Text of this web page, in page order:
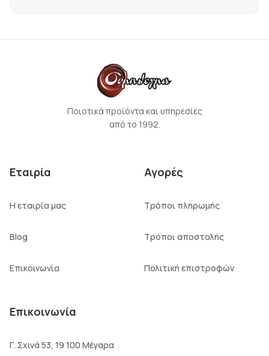
Ποιοτικά προϊόντα και υπηρεσίες
από το 1992.
Εταιρία
Η εταιρία μας
Blog
Επικοινωνία
Αγορές
Τρόποι πληρωμής
Τρόποι αποστολής
Πολιτική επιστροφών
Επικοινωνία
Γ. Σχινά 53, 19 100 Μέγαρα